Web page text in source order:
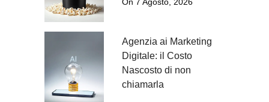
On 7 Agosto, 2026
Agenzia ai Marketing
Digitale: il Costo
Nascosto di non
chiamarla